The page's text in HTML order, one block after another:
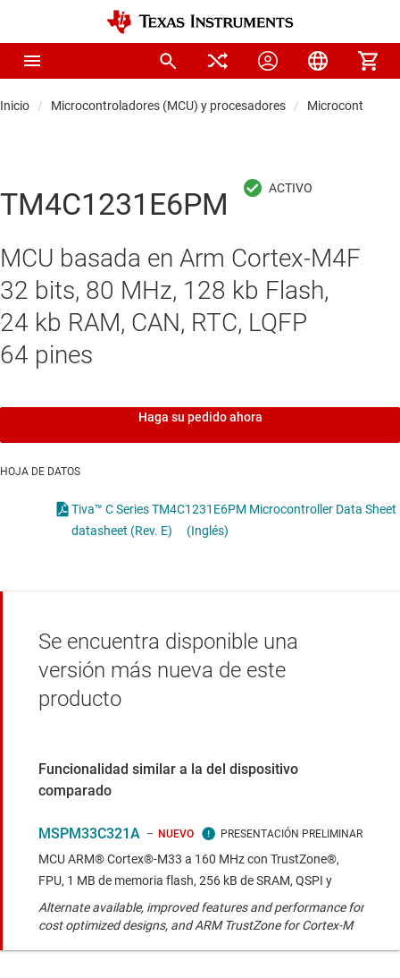
Inicio Microcontroladores (MCU) y procesadores
TM4C1231E6PM
MCU basada en Arm Cortex-M4F
32 bits, 80 MHz, 128 kb Flash,
24 kb RAM, CAN, RTC, LQFP
64 pines
Haga su pedido ahora
HOJA DE DATOS
Tiva™ C Series TM4C1231E6PM Microcontroller Data Sheet
datasheet (Rev. E)
(Inglés)
Se encuentra disponible una
versión más nueva de este
producto
Funcionalidad similar a la del dispositivo
comparado
NUEVO
MSPM33C321A
MCU ARM® Cortex®-M33 a 160 MHz con TrustZone®,
FPU, 1 MB de memoria flash, 256 kB de SRAM, QSPI y
Alternate available, improved features and performance for
cost optimized designs, and ARM TrustZone for Cortex-M